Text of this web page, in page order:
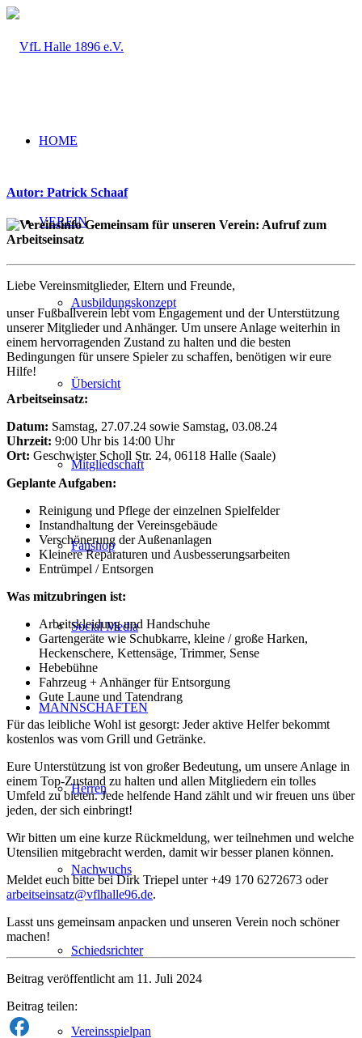
HOME
VEREIN
Ausbildungskonzept
Übersicht
Mitgliedschaft
Fanshop
Social Media
MANNSCHAFTEN
Herren
Nachwuchs
Schiedsrichter
Vereinsspielpan
Autor: Patrick Schaaf
Gemeinsam für unseren Verein: Aufruf zum
Arbeitseinsatz
Liebe Vereinsmitglieder, Eltern und Freunde,
unser Fußballverein lebt vom Engagement und der Unterstützung
unserer Mitglieder und Anhänger. Um unsere Anlage weiterhin in
einem hervorragenden Zustand zu halten und die besten
Bedingungen für unsere Spieler zu schaffen, benötigen wir eure
Hilfe!
Arbeitseinsatz:
Datum: Samstag, 27.07.24 sowie Samstag, 03.08.24
Uhrzeit: 9:00 Uhr bis 14:00 Uhr
Ort: Geschwister Scholl Str. 24, 06118 Halle (Saale)
Geplante Aufgaben:
Reinigung und Pflege der einzelnen Spielfelder
Instandhaltung der Vereinsgebäude
Verschönerung der Außenanlagen
Kleinere Reparaturen und Ausbesserungsarbeiten
Entrümpel / Entsorgen
Was mitzubringen ist:
Arbeitskleidung und Handschuhe
Gartengeräte wie Schubkarre, kleine / große Harken,
Heckenschere, Kettensäge, Trimmer, Sense
Hebebühne
Fahrzeug + Anhänger für Entsorgung
Gute Laune und Tatendrang
Für das leibliche Wohl ist gesorgt: Jeder aktive Helfer bekommt
kostenlos was vom Grill und Getränke.
Eure Unterstützung ist von großer Bedeutung, um unsere Anlage in
einem Top-Zustand zu halten und allen Mitgliedern ein tolles
Umfeld zu bieten. Jede helfende Hand zählt und wir freuen uns über
jeden, der sich einbringt!
Wir bitten um eine kurze Rückmeldung, wer teilnehmen und welche
Utensilien mitgebracht werden, damit wir besser planen können.
Meldet euch bitte bei Dirk Triepel unter +49 170 6272673 oder
arbeitseinsatz@vflhalle96.de.
Lasst uns gemeinsam anpacken und unseren Verein noch schöner
machen!
Beitrag veröffentlicht am 11. Juli 2024
Beitrag teilen: